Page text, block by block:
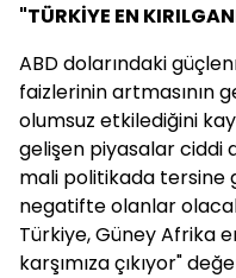
"TÜRKİYE EN
ABD dolarındaki
faizlerinin artmasının
olumsuz etkilediğini
gelişen piyasalar ciddi
mali politikada tersine
negatifte olanlar
Türkiye, Güney Afrika
karşımıza çıkıyor"